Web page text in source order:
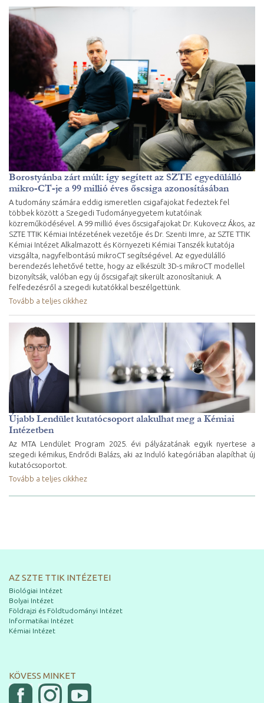
Borostyánba zárt múlt: így segített az SZTE egyedülálló
mikro-CT-je a 99 millió éves őscsiga azonosításában
A tudomány számára eddig ismeretlen csigafajokat fedeztek fel
többek között a Szegedi Tudományegyetem kutatóinak
közreműködésével. A 99 millió éves őscsigafajokat Dr. Kukovecz Ákos, az
SZTE TTIK Kémiai Intézetének vezetője és Dr. Szenti Imre, az SZTE TTIK
Kémiai Intézet Alkalmazott és Környezeti Kémiai Tanszék kutatója
vizsgálta, nagyfelbontású mikroCT segítségével. Az egyedülálló
berendezés lehetővé tette, hogy az elkészült 3D-s mikroCT modellel
bizonyítsák, valóban egy új őscsigafajt sikerült azonosítaniuk. A
felfedezésről a szegedi kutatókkal beszélgettünk.
Tovább a teljes cikkhez
Újabb Lendület kutatócsoport alakulhat meg a Kémiai
Intézetben
Az MTA Lendület Program 2025. évi pályázatának egyik nyertese a
szegedi kémikus, Endrődi Balázs, aki az Induló kategóriában alapíthat új
kutatócsoportot.
Tovább a teljes cikkhez
AZ SZTE TTIK INTÉZETEI
Biológiai Intézet
Bolyai Intézet
Földrajzi és Földtudományi Intézet
Informatikai Intézet
Kémiai Intézet
KÖVESS MINKET